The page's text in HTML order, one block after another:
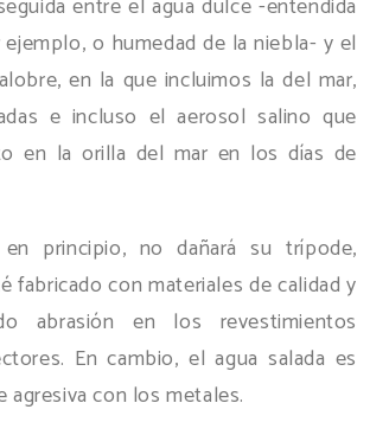
o humedad de la niebla- y el
en la que incluimos la del mar,
e incluso el aerosol salino que
en la orilla del mar en los días de
principio, no dañará su trípode,
fabricado con materiales de calidad y
abrasión en los revestimientos
En cambio, el agua salada es
agresiva con los metales.